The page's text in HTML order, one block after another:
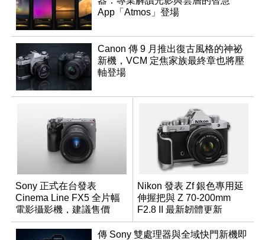
App「Atmos」登場
Canon 傳 9 月推出復古風格的神祕
新機，VCM 定焦家族最終章也將壓
軸登場
Sony 正式在台發表
Cinema Line FX5 全片幅
電影攝影機，建議售價
NT$144,980
Nikon 發表 Zf 銀色專用延
伸握把與 Z 70-200mm
F2.8 II 最新韌體更新
傳 Sony 雙處理器與全域快門新機即